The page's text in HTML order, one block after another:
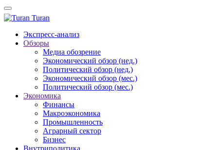
Turan
Экспресс-анализ
Обзоры
Медиа обозрение
Экономический обзор (нед.)
Политический обзор (нед.)
Экономический обзор (мес.)
Политический обзор (мес.)
Экономика
Финансы
Макроэкономика
Промышленность
Аграрный сектор
Бизнес
Внутриполитика